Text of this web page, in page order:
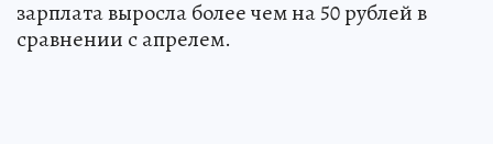
зарплата выросла более чем на 50 рублей в
сравнении с апрелем.